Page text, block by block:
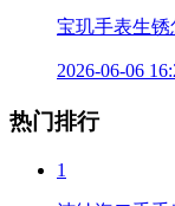
宝玑手表生锈
2026-06-06
热门排行
1